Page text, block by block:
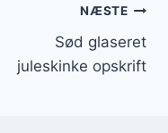
NÆSTE
Sød glaseret
juleskinke opskrift